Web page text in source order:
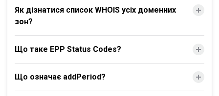
Як дізнатися список WHOIS усіх доменних
зон?
Що таке EPP Status Codes?
Що означає addPeriod?